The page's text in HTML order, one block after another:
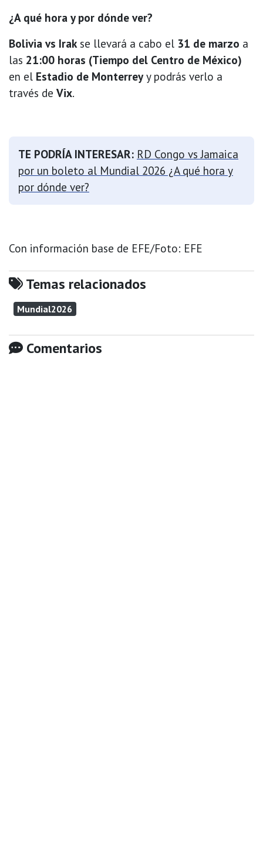
¿A qué hora y por dónde ver?
Bolivia vs Irakse llevará a cabo el 31 de marzo a
las 21:00 horas (Tiempo del Centro de México)
en el Estadio de Monterreyy podrás verlo a
través de Vix.
TE PODRÍA INTERESAR: RD Congo vs Jamaica
por un boleto al Mundial 2026 ¿A qué hora y
por dónde ver?
Con información base de EFE/Foto: EFE
Temas relacionados
Mundial2026
Comentarios